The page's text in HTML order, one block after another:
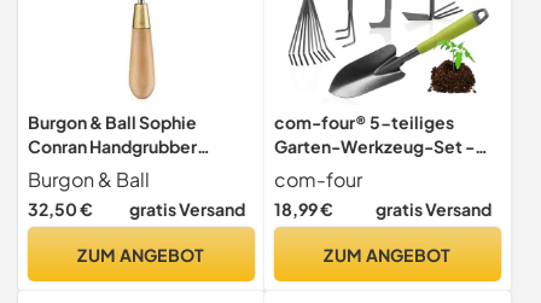
Burgon & Ball Sophie
Conran Handgrubber
Unkrautjäter Weeder Silber
272 Gramm
Burgon & Ball
32,50 € gratis Versand
ZUM ANGEBOT
com-four® 5-teiliges
Garten-Werkzeug-Set -
Gartenset mit
Doppelhacke,
Kleingrubber,
Blumenkelle -
com-four
18,99 € gratis Versand
ZUM ANGEBOT